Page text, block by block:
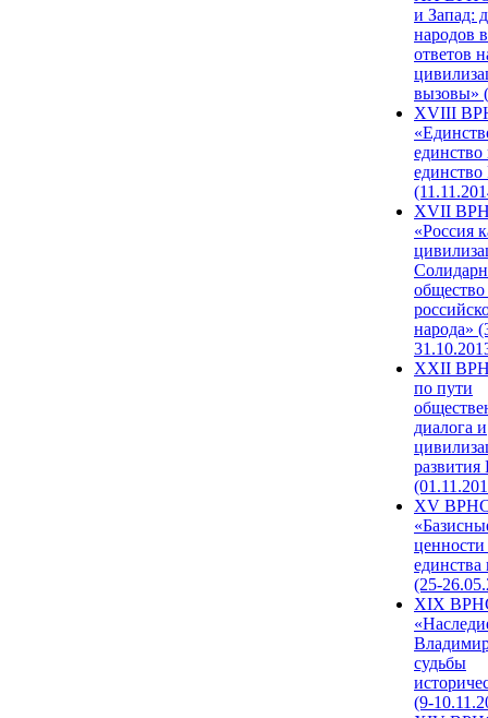
и Запад:
народов
ответов
вызовы»
XVIII
единство
единство
XVII
«Россия
народа»
XXII
по пути
диалога и
развития
XV
единства
(25-
XIX
судьбы
(9-